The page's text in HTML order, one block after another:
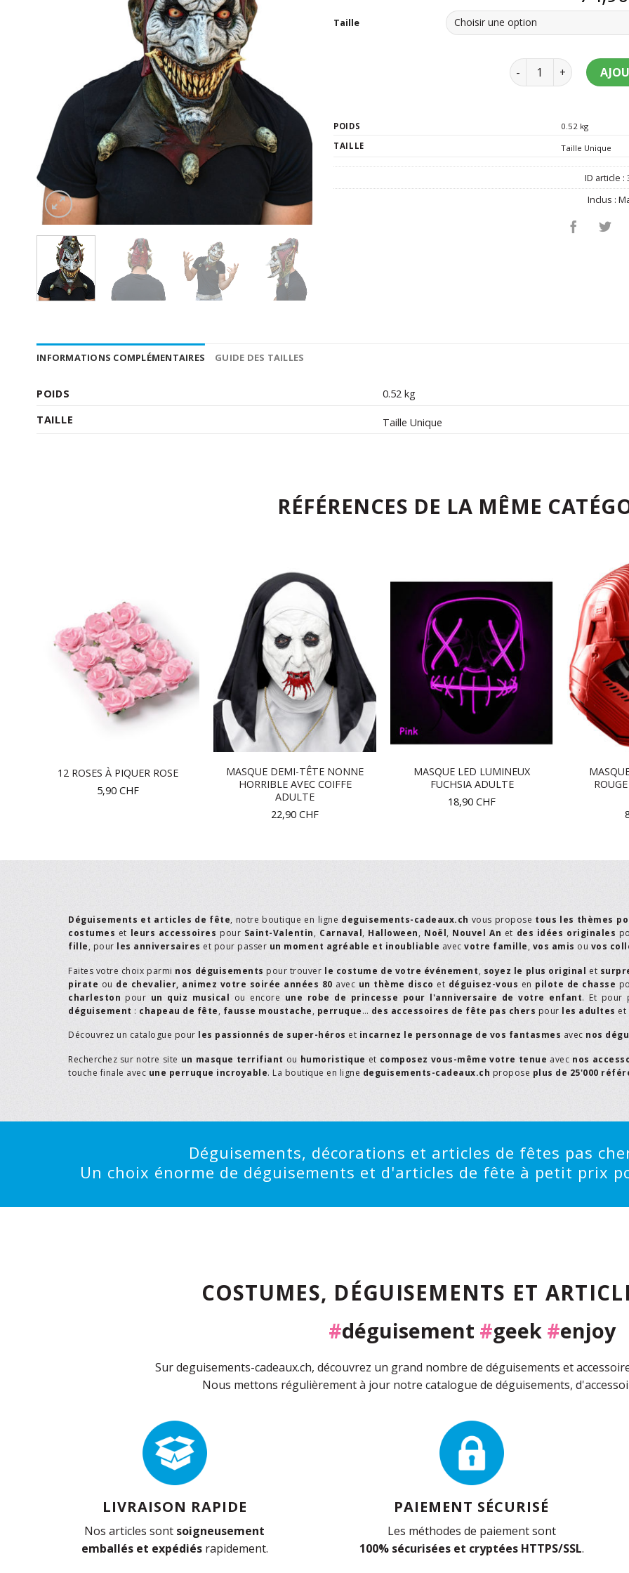
Taille
quantité de Masque
POIDS
0.52 kg
TAILLE
Taille Unique
ID article :
Inclus :
INFORMATIONS COMPLÉMENTAIRES GUIDE DES TAILLES
POIDS
0.52 kg
TAILLE
Taille Unique
RÉFÉRENCES DE LA MÊME
12 ROSES À PIQUER ROSE
5,90 CHF
MASQUE DEMI-TÊTE NONNE
HORRIBLE AVEC COIFFE
ADULTE
22,90 CHF
MASQUE LED LUMINEUX
FUCHSIA ADULTE
18,90 CHF
Déguisements et articles de fête, notre boutique en ligne deguisements-cadeaux.ch vous propose tous les thèmes
costumes et leurs accessoires pour Saint-Valentin, Carnaval, Halloween, Noël, Nouvel An et des idées originales
fille, pour les anniversaires et pour passer un moment agréable et inoubliable avec votre famille, vos amis ou vos
Faites votre choix parmi nos déguisements pour trouver le costume de votre événement, soyez le plus original et
pirate ou de chevalier, animez votre soirée années 80 avec un thème disco et déguisez-vous en pilote de chasse
charleston pour un quiz musical ou encore une robe de princesse pour l'anniversaire de votre enfant. Et pour
déguisement : chapeau de fête, fausse moustache, perruque… des accessoires de fête pas chers pour les adultes et
Découvrez un catalogue pour les passionnés de super-héros et incarnez le personnage de vos fantasmes avec nos
Recherchez sur notre site un masque terrifiant ou humoristique et composez vous-même votre tenue avec nos
touche finale avec une perruque incroyable. La boutique en ligne deguisements-cadeaux.ch propose plus de 25'000
Déguisements, décorations et articles de fêtes pas
Un choix énorme de déguisements et d'articles de fête à petit prix
COSTUMES, DÉGUISEMENTS ET
#déguisement #geek #enjoy
Sur deguisements-cadeaux.ch, découvrez un grand nombre de déguisements et
Nous mettons régulièrement à jour notre catalogue de déguisements,
LIVRAISON RAPIDE
Nos articles sont soigneusement
emballés et expédiésrapidement.
PAIEMENT SÉCURISÉ
Les méthodes de paiement sont
100% sécurisées et cryptées HTTPS/SSL.